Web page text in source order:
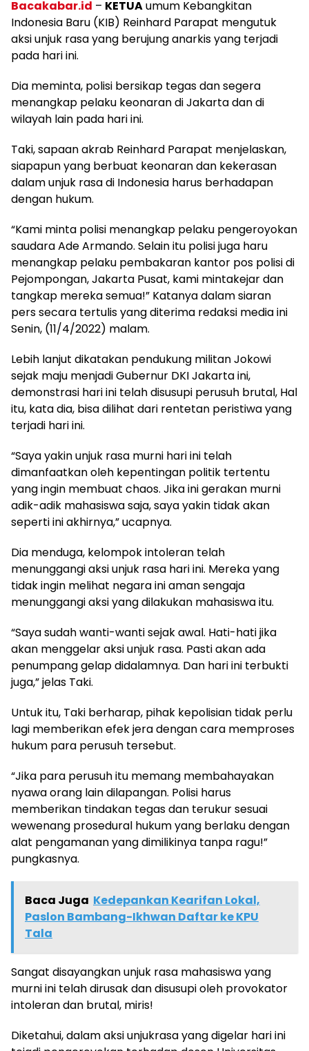
Bacakabar.id – KETUAumum Kebangkitan
Indonesia Baru (KIB) Reinhard Parapat mengutuk
aksi unjuk rasa yang berujung anarkis yang terjadi
pada hari ini.
Dia meminta, polisi bersikap tegas dan segera
menangkap pelaku keonaran di Jakarta dan di
wilayah lain pada hari ini.
Taki, sapaan akrab Reinhard Parapat menjelaskan,
siapapun yang berbuat keonaran dan kekerasan
dalam unjuk rasa di Indonesia harus berhadapan
dengan hukum.
“Kami minta polisi menangkap pelaku pengeroyokan
saudara Ade Armando. Selain itu polisi juga haru
menangkap pelaku pembakaran kantor pos polisi di
Pejompongan, Jakarta Pusat, kami mintakejar dan
tangkap mereka semua!” Katanya dalam siaran
pers secara tertulis yang diterima redaksi media ini
Senin, (11/4/2022) malam.
Lebih lanjut dikatakan pendukung militan Jokowi
sejak maju menjadi Gubernur DKI Jakarta ini,
demonstrasi hari ini telah disusupi perusuh brutal, Hal
itu, kata dia, bisa dilihat dari rentetan peristiwa yang
terjadi hari ini.
“Saya yakin unjuk rasa murni hari ini telah
dimanfaatkan oleh kepentingan politik tertentu
yang ingin membuat chaos. Jika ini gerakan murni
adik-adik mahasiswa saja, saya yakin tidak akan
seperti ini akhirnya,” ucapnya.
Dia menduga, kelompok intoleran telah
menunggangi aksi unjuk rasa hari ini. Mereka yang
tidak ingin melihat negara ini aman sengaja
menunggangi aksi yang dilakukan mahasiswa itu.
“Saya sudah wanti-wanti sejak awal. Hati-hati jika
akan menggelar aksi unjuk rasa. Pasti akan ada
penumpang gelap didalamnya. Dan hari ini terbukti
juga,” jelas Taki.
Untuk itu, Taki berharap, pihak kepolisian tidak perlu
lagi memberikan efek jera dengan cara memproses
hukum para perusuh tersebut.
“Jika para perusuh itu memang membahayakan
nyawa orang lain dilapangan. Polisi harus
memberikan tindakan tegas dan terukur sesuai
wewenang prosedural hukum yang berlaku dengan
alat pengamanan yang dimilikinya tanpa ragu!”
pungkasnya.
Baca Juga Kedepankan Kearifan Lokal,
Paslon Bambang-Ikhwan Daftar ke KPU
Tala
Sangat disayangkan unjuk rasa mahasiswa yang
murni ini telah dirusak dan disusupi oleh provokator
intoleran dan brutal, miris!
Diketahui, dalam aksi unjukrasa yang digelar hari ini